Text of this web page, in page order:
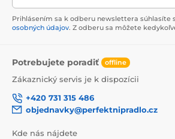
Prihlásením sa k odberu newslettera súhlasíte
osobných údajov. Z odberu sa môžete
Potrebujete poradiť offline
Zákaznický servis je k dispozícii
+420 731 315 486
objednavky@perfektnipradlo.cz
Kde nás nájdete